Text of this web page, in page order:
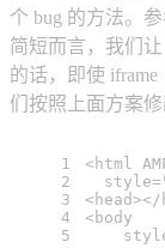
个 bug 的方法。
简短而言，我们让
的话，即使
们按照上面方案修
1
2
3
4
5
< html
style=
< head></
< body